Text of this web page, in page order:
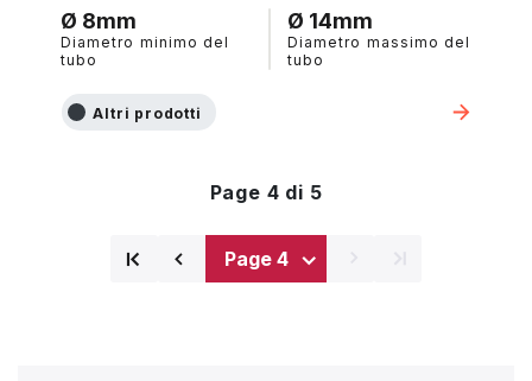
Ø 8mm
Diametro minimo del
tubo
Ø 14mm
Diametro massimo del
tubo
Altri prodotti
Page 4 di 5
Prima
⌅
Pagina
⌃